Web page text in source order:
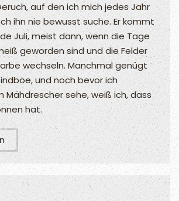
auf den ich mich jedes Jahr
ihn nie bewusst suche. Er kommt
Juli, meist dann, wenn die Tage
geworden sind und die Felder
wechseln. Manchmal genügt
und noch bevor ich
Mähdrescher sehe, weiß ich, dass
hat.